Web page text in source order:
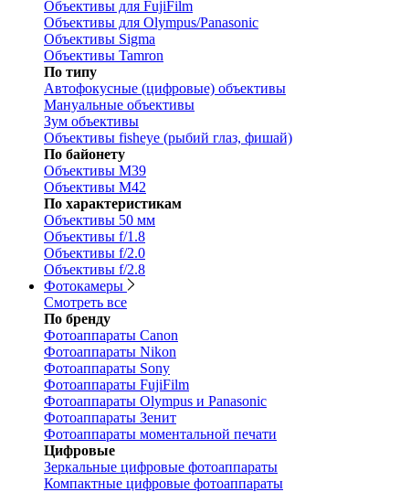
Объективы для FujiFilm
Объективы для Olympus/Panasonic
Объективы Sigma
Объективы Tamron
По типу
Автофокусные (цифровые) объективы
Мануальные объективы
Зум объективы
Объективы fisheye (рыбий глаз, фишай)
По байонету
Объективы M39
Объективы M42
По характеристикам
Объективы 50 мм
Объективы f/1.8
Объективы f/2.0
Объективы f/2.8
Фотокамеры
Смотреть все
По бренду
Фотоаппараты Canon
Фотоаппараты Nikon
Фотоаппараты Sony
Фотоаппараты FujiFilm
Фотоаппараты Olympus и Panasonic
Фотоаппараты Зенит
Фотоаппараты моментальной печати
Цифровые
Зеркальные цифровые фотоаппараты
Компактные цифровые фотоаппараты